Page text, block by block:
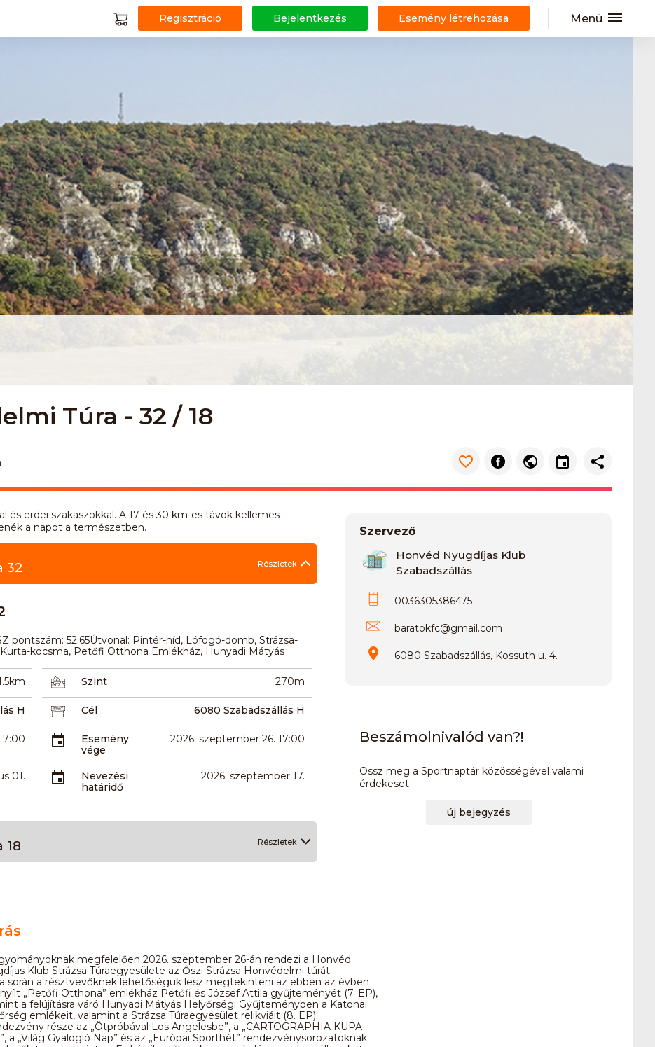
Regisztráció Bejelentkezés Esemény létrehozása Menü
Túra - 32 / 18
erdei szakaszokkal. A 17 és 30 km-es távok kellemes
a napot a természetben.
32 Részletek
pontszám: 52.65Útvonal: Pintér-híd, Lófogó-domb, Strázsa-
kocsma, Petőfi Otthona Emlékház, Hunyadi Mátyás
Szint 270m
H Cél 6080 Szabadszállás H
7:00
Esemény
vége
2026. szeptember 26. 17:00
01.
Nevezési
határidő
2026. szeptember 17.
18 Részletek
Szervező
Honvéd Nyugdíjas Klub
Szabadszállás
0036305386475
baratokfc@gmail.com
6080 Szabadszállás, Kossuth u. 4.
Beszámolnivalód van?!
Ossz meg a Sportnaptár közösségével valami
érdekeset
új bejegyzés
megfelelően 2026. szeptember 26-án rendezi a Honvéd
Klub Strázsa Túraegyesülete az Őszi Strázsa Honvédelmi túrát.
során a résztvevőknek lehetőségük lesz megtekinteni az ebben az évben
„Petőfi Otthona” emlékház Petőfi és József Attila gyűjteményét (7. EP),
a felújításra váró Hunyadi Mátyás Helyőrségi Gyűjteményben a Katonai
emlékeit, valamint a Strázsa Túraegyesület relikviáit (8. EP).
része az „Ötpróbával Los Angelesbe”, a „CARTOGRAPHIA KUPA-
a „Világ Gyalogló Nap” és az „Európai Sporthét” rendezvénysorozatoknak.